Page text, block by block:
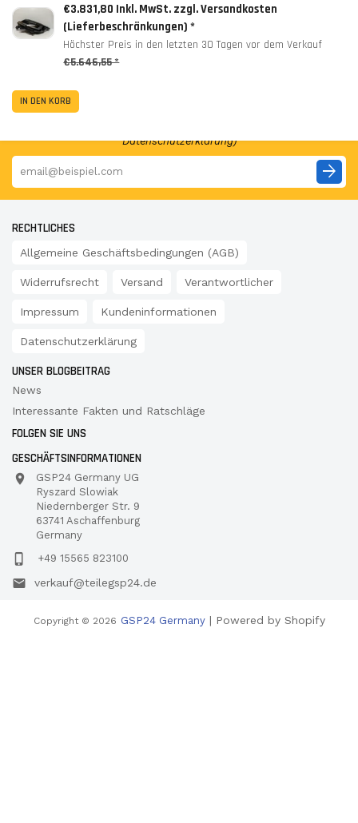
€3.831,80 Inkl. MwSt. zzgl. Versandkosten
(Lieferbeschränkungen) *
Höchster Preis in den letzten 30 Tagen vor dem Verkauf
€5.646,55 *
IN DEN KORB
NEWSLETTER ABONNIEREN!
Abonniere jetzt unseren Newsletter und erhalte per E-
Mail regelmäßig Infos regelmäßig Infos und exklusive
Angebote von GSP24 Germany. Diese Einwilligung zur
Zukunft widerrufen. (ggf. noch: Ich bin damit
einverstanden, dass Tracking-Mechanismen zur
Auswertung meines Nutzerverhaltens verwendet werden.
Datenschutzerklärung)
arrow_forward
RECHTLICHES
Allgemeine Geschäftsbedingungen (AGB)
Widerrufsrecht Versand Verantwortlicher
Impressum Kundeninformationen
Datenschutzerklärung
UNSER BLOGBEITRAG
News
Interessante Fakten und Ratschläge
FOLGEN SIE UNS
GESCHÄFTSINFORMATIONEN
GSP24 Germany UG
Ryszard Slowiak
Niedernberger Str. 9
63741 Aschaffenburg
Germany
+49 15565 823100
verkauf@teilegsp24.de
Copyright © 2026 GSP24 Germany| Powered by Shopify